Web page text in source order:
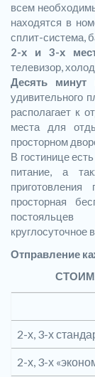
всем
находятся в
сплит-система,
2-х и 3-х
телевизор,
Десять
удивительного
располагает к
места для
просторном
В гостинице
питание, а
просторная
Отправление
2-х, 3-х
2-х, 3-х